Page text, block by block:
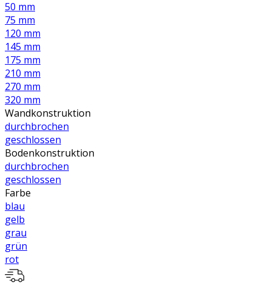
50 mm
75 mm
120 mm
145 mm
175 mm
210 mm
270 mm
320 mm
Wandkonstruktion
durchbrochen
geschlossen
Bodenkonstruktion
durchbrochen
geschlossen
Farbe
blau
gelb
grau
grün
rot